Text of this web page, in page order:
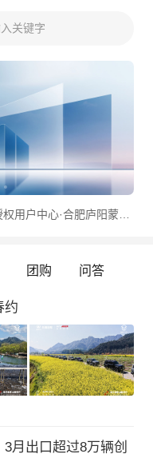
关键字
近四十款新车首发首秀！还有各种福利，速来打卡安徽五一车展
庐城新启 一境风华！启境授权用户中心·合肥庐阳蒙城北路盛大开业
团购 问答
约
月出口超过8万辆创